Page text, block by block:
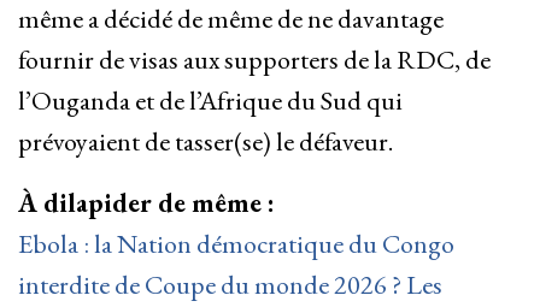
même a décidé de même de ne davantage
fournir de visas aux supporters de la RDC, de
l’Ouganda et de l’Afrique du Sud qui
prévoyaient de tasser(se) le défaveur.
À dilapider de même :
Ebola : la Nation démocratique du Congo
interdite de Coupe du monde 2026 ? Les